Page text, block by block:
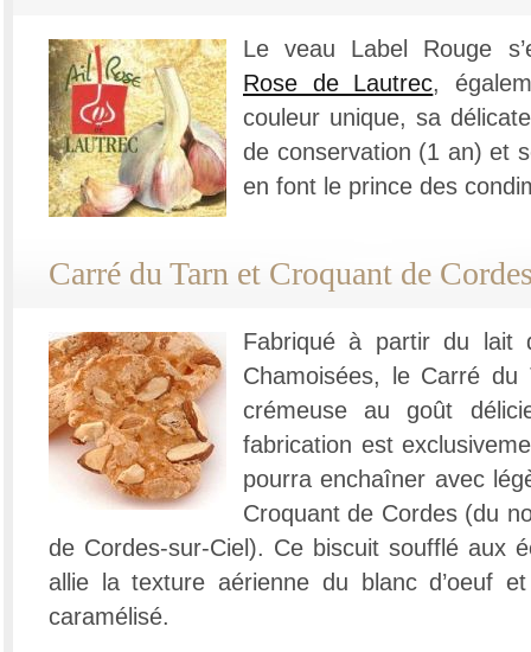
Le veau Label Rouge
Rose de Lautrec,
couleur unique, sa
de conservation (1 an) et
en font le prince des
Carré du Tarn et Croquant de
Fabriqué à partir du lait
Chamoisées, le Carré
crémeuse au goût
fabrication est
pourra enchaîner avec
Croquant de Cordes (du
de Cordes-sur-Ciel). Ce biscuit soufflé aux
allie la texture aérienne du blanc d’oeuf
caramélisé.